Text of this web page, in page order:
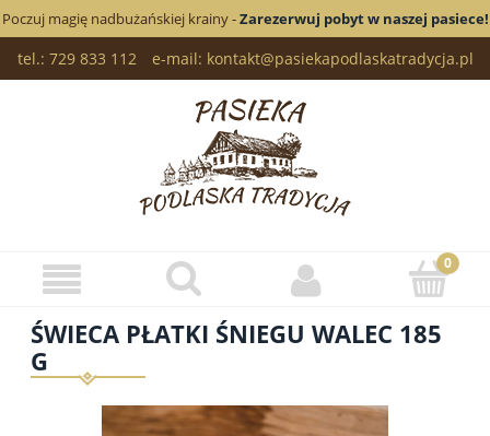
Poczuj magię nadbużańskiej krainy -Zarezerwuj pobyt w naszej pasiece!
tel.: 729 833 112 e-mail: kontakt@pasiekapodlaskatradycja.pl
ŚWIECA PŁATKI ŚNIEGU WALEC 185
G